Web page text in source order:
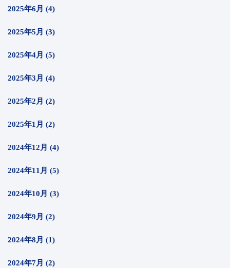
2025年6月 (4)
2025年5月 (3)
2025年4月 (5)
2025年3月 (4)
2025年2月 (2)
2025年1月 (2)
2024年12月 (4)
2024年11月 (5)
2024年10月 (3)
2024年9月 (2)
2024年8月 (1)
2024年7月 (2)